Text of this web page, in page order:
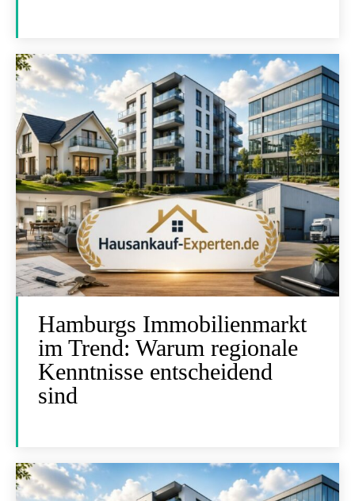
Hamburgs Immobilienmarkt
im Trend: Warum regionale
Kenntnisse entscheidend
sind